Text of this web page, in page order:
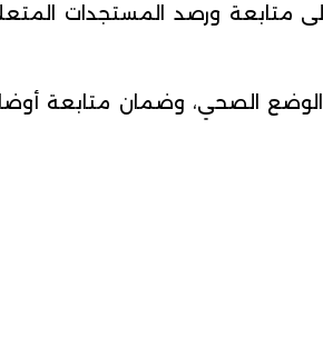
ورصد المستجدات
الصحي، وضمان متابعة